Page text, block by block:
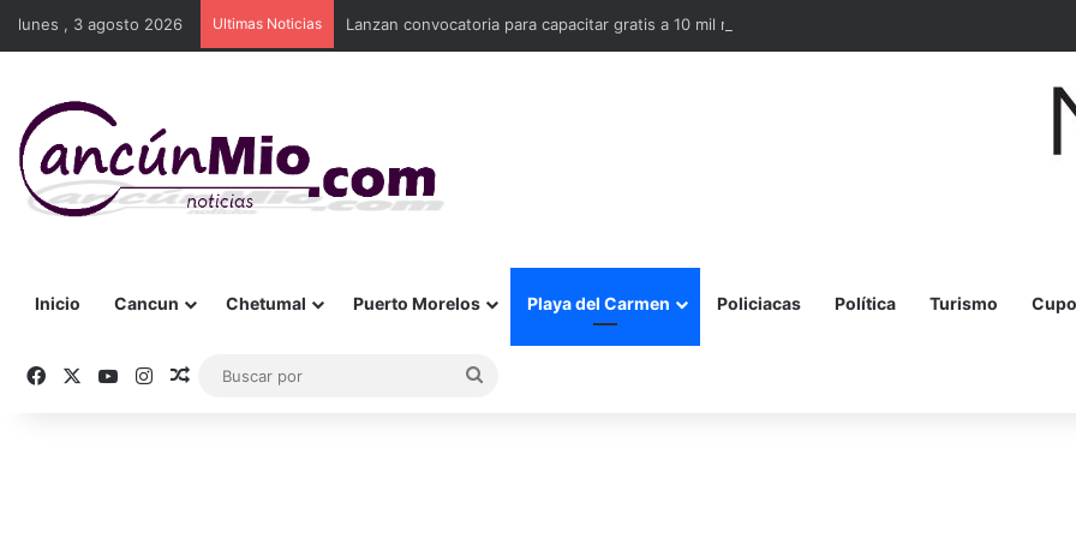
lunes , 3 agosto 2026 Ultimas Noticias Lanzan convocatoria para capacitar gratis a 10 mil mujeres en bordado maya en Quintana Roo
Inicio Cancun Chetumal Puerto Morelos Playa del Carmen Policiacas Política Turismo
FacebookYouTubeInstagram
Publicación al azar